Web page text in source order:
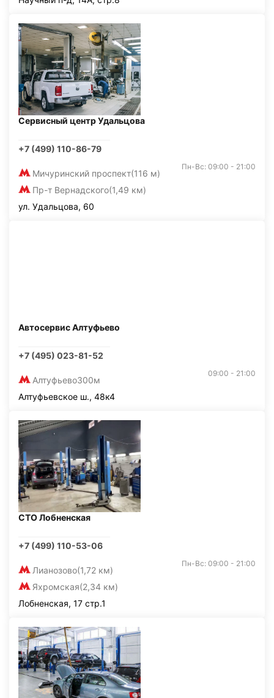
Сервисный центр Удальцова
+7 (499) 110-86-79
Мичуринский проспект(116 м)
Пр-т Вернадского(1,49 км)
Пн-Вс: 09:00 - 21:00
ул. Удальцова, 60
Автосервис Алтуфьево
+7 (495) 023-81-52
Алтуфьево300м
09:00 - 21:00
Алтуфьевское ш., 48к4
СТО Лобненская
+7 (499) 110-53-06
Лианозово(1,72 км)
Яхромская(2,34 км)
Пн-Вс: 09:00 - 21:00
Лобненская, 17 стр.1